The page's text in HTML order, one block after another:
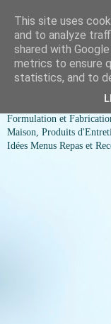
idées
Formulation et
Maison, Produits
Idées Menus Repas et
This site uses
and to analyze
shared with
metrics to ensure
statistics, and to